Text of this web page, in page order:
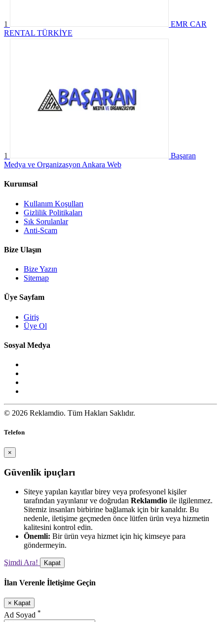
1
EMR CAR
RENTAL TÜRKİYE
1
Başaran
Medya ve Organizasyon Ankara Web
Kurumsal
Kullanım Koşulları
Gizlilik Politikaları
Sık Sorulanlar
Anti-Scam
Bize Ulaşın
Bize Yazın
Sitemap
Üye Sayfam
Giriş
Üye Ol
Sosyal Medya
© 2026 Reklamdio. Tüm Hakları Saklıdır.
Telefon
×
Güvenlik ipuçları
Siteye yapılan kayıtlar birey veya profesyonel kişiler
tarafından yayınlanır ve doğrudan Reklamdio ile ilgilenmez.
Sitemiz insanları birbirine bağlamak için bir kanaldır. Bu
nedenle, iletişime geçmeden önce lütfen ürün veya hizmetin
kalitesini kontrol edin.
Önemli: Bir ürün veya hizmet için hiç kimseye para
göndermeyin.
Şimdi Ara! Kapat
İlan Verenle İletişime Geçin
× Kapat
Ad Soyad *